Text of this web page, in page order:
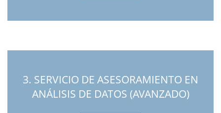
3. SERVICIO DE ASESORAMIENTO EN
ANÁLISIS DE DATOS (AVANZADO)